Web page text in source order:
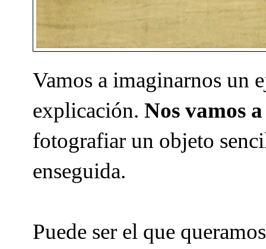
Vamos a imaginarnos un
explicación. Nos vamos
fotografiar un objeto
enseguida.
Puede ser el que